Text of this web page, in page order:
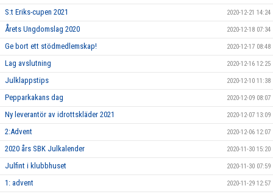
S:t Eriks-cupen 2021 2020-12-21 14:24
Årets Ungdomslag 2020 2020-12-18 07:34
Ge bort ett stödmedlemskap! 2020-12-17 08:48
Lag avslutning 2020-12-16 12:25
Julklappstips 2020-12-10 11:38
Pepparkakans dag 2020-12-09 08:07
Ny leverantör av idrottskläder 2021 2020-12-07 13:09
2:Advent 2020-12-06 12:07
2020 års SBK Julkalender 2020-11-30 15:20
Julfint i klubbhuset 2020-11-30 07:59
1: advent 2020-11-29 12:57